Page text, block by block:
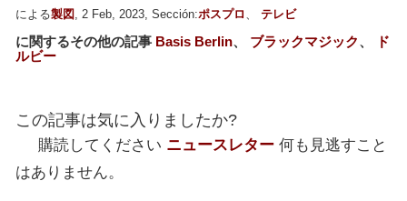
による製図 , 2 Feb, 2023, Sección:ポスプロ 、 テレビ
に関するその他の記事 Basis Berlin、 ブラックマジック、
ド
ルビー
この記事は気に入りましたか?
購読してください ニュースレター 何も見逃すこと
はありません。